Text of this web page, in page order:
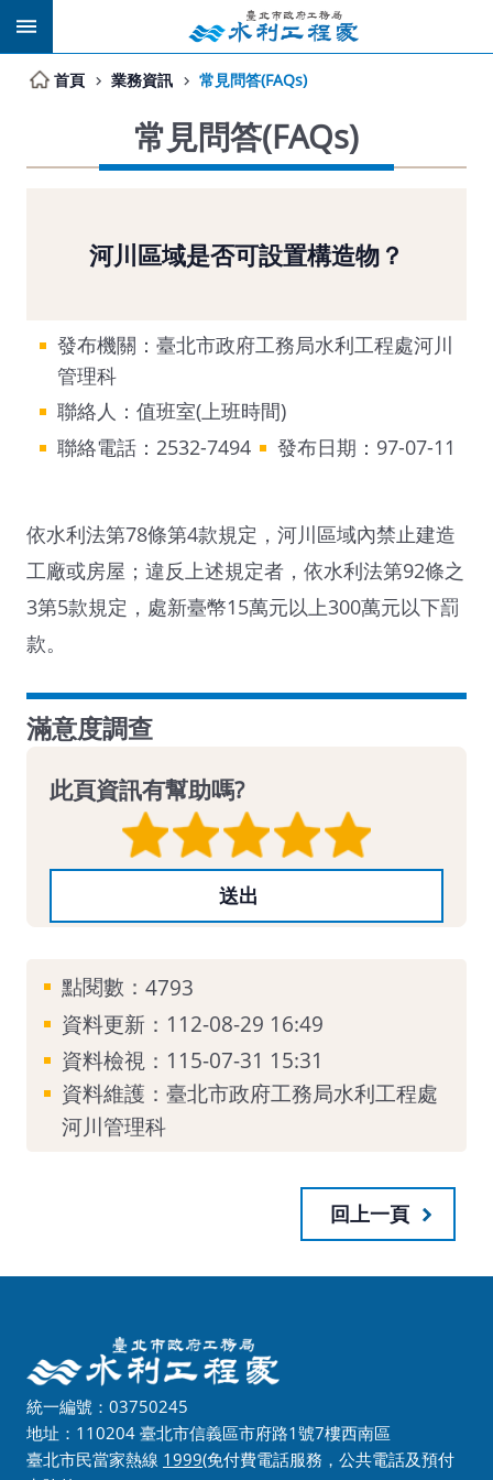
跳到主要內容區塊
首頁 業務資訊 常見問答(FAQs)
常見問答(FAQs)
河川區域是否可設置構造物？
發布機關：臺北市政府工務局水利工程處河川
管理科
聯絡人：值班室(上班時間)
聯絡電話：2532-7494
發布日期：97-07-11
依水利法第78條第4款規定，河川區域內禁止建造
工廠或房屋；違反上述規定者，依水利法第92條之
3第5款規定，處新臺幣15萬元以上300萬元以下罰
款。
滿意度調查
此頁資訊有幫助嗎?
點閱數： 4793
資料更新：112-08-29 16:49
資料檢視：115-07-31 15:31
資料維護：臺北市政府工務局水利工程處
河川管理科
回上一頁
統一編號：03750245
地址：110204 臺北市信義區市府路1號7樓西南區
臺北市民當家熱線 1999(免付費電話服務，公共電話及預付